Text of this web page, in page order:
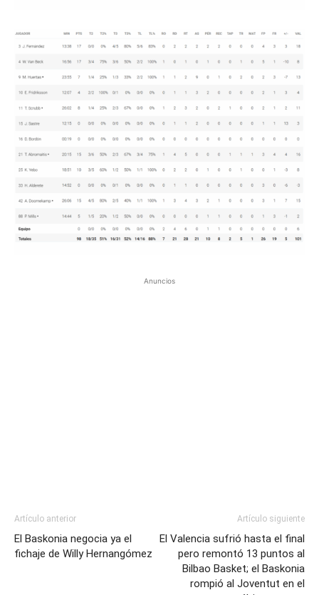
Anuncios
Artículo anterior
El Baskonia negocia ya el
fichaje de Willy Hernangómez
Artículo siguiente
El Valencia sufrió hasta el final
pero remontó 13 puntos al
Bilbao Basket; el Baskonia
rompió al Joventut en el